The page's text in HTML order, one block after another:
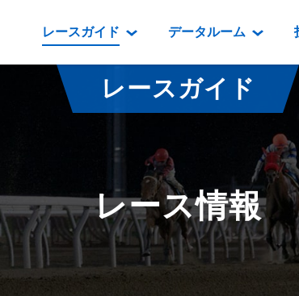
レースガイド
レース情報
払戻金一覧
騎手成績表
馬番成績表
オッズ
データルーム
データルーム
騎手・調教師紹介
坂路調教映像
遠征馬情報
番組編成要領
映像コンテンツ
重賞競走
重賞競走
レースダ
新馬ダイ
門別
門別
レースガイド
レース情報